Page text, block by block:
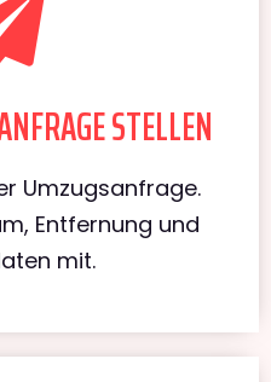
STELLEN
Umzugsanfrage.
Entfernung und
mit.